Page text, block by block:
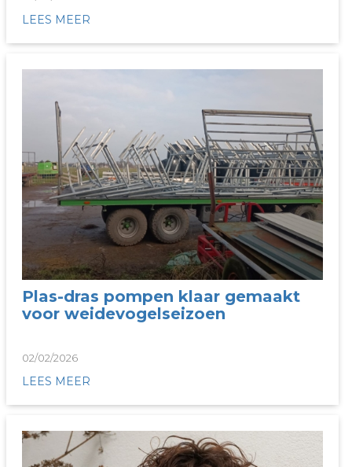
LEES MEER
Plas-dras pompen klaar gemaakt
voor weidevogelseizoen
02/02/2026
LEES MEER